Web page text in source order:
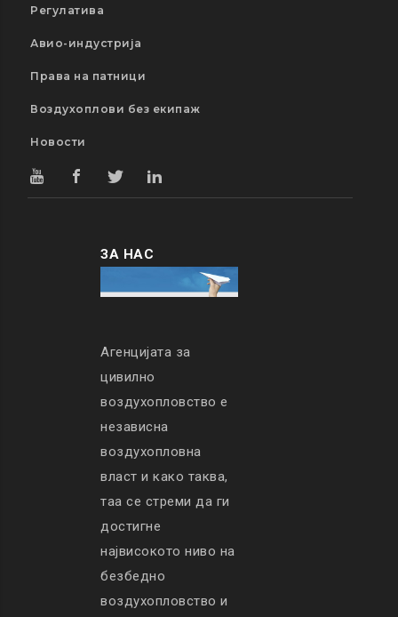
Регулатива
Авио-индустрија
Права на патници
Воздухоплови без екипаж
Новости
ЗА НАС
Агенцијата за
цивилно
воздухопловство е
независна
воздухопловна
власт и како таква,
таа се стреми да ги
достигне
највисокото ниво на
безбедно
воздухопловство и